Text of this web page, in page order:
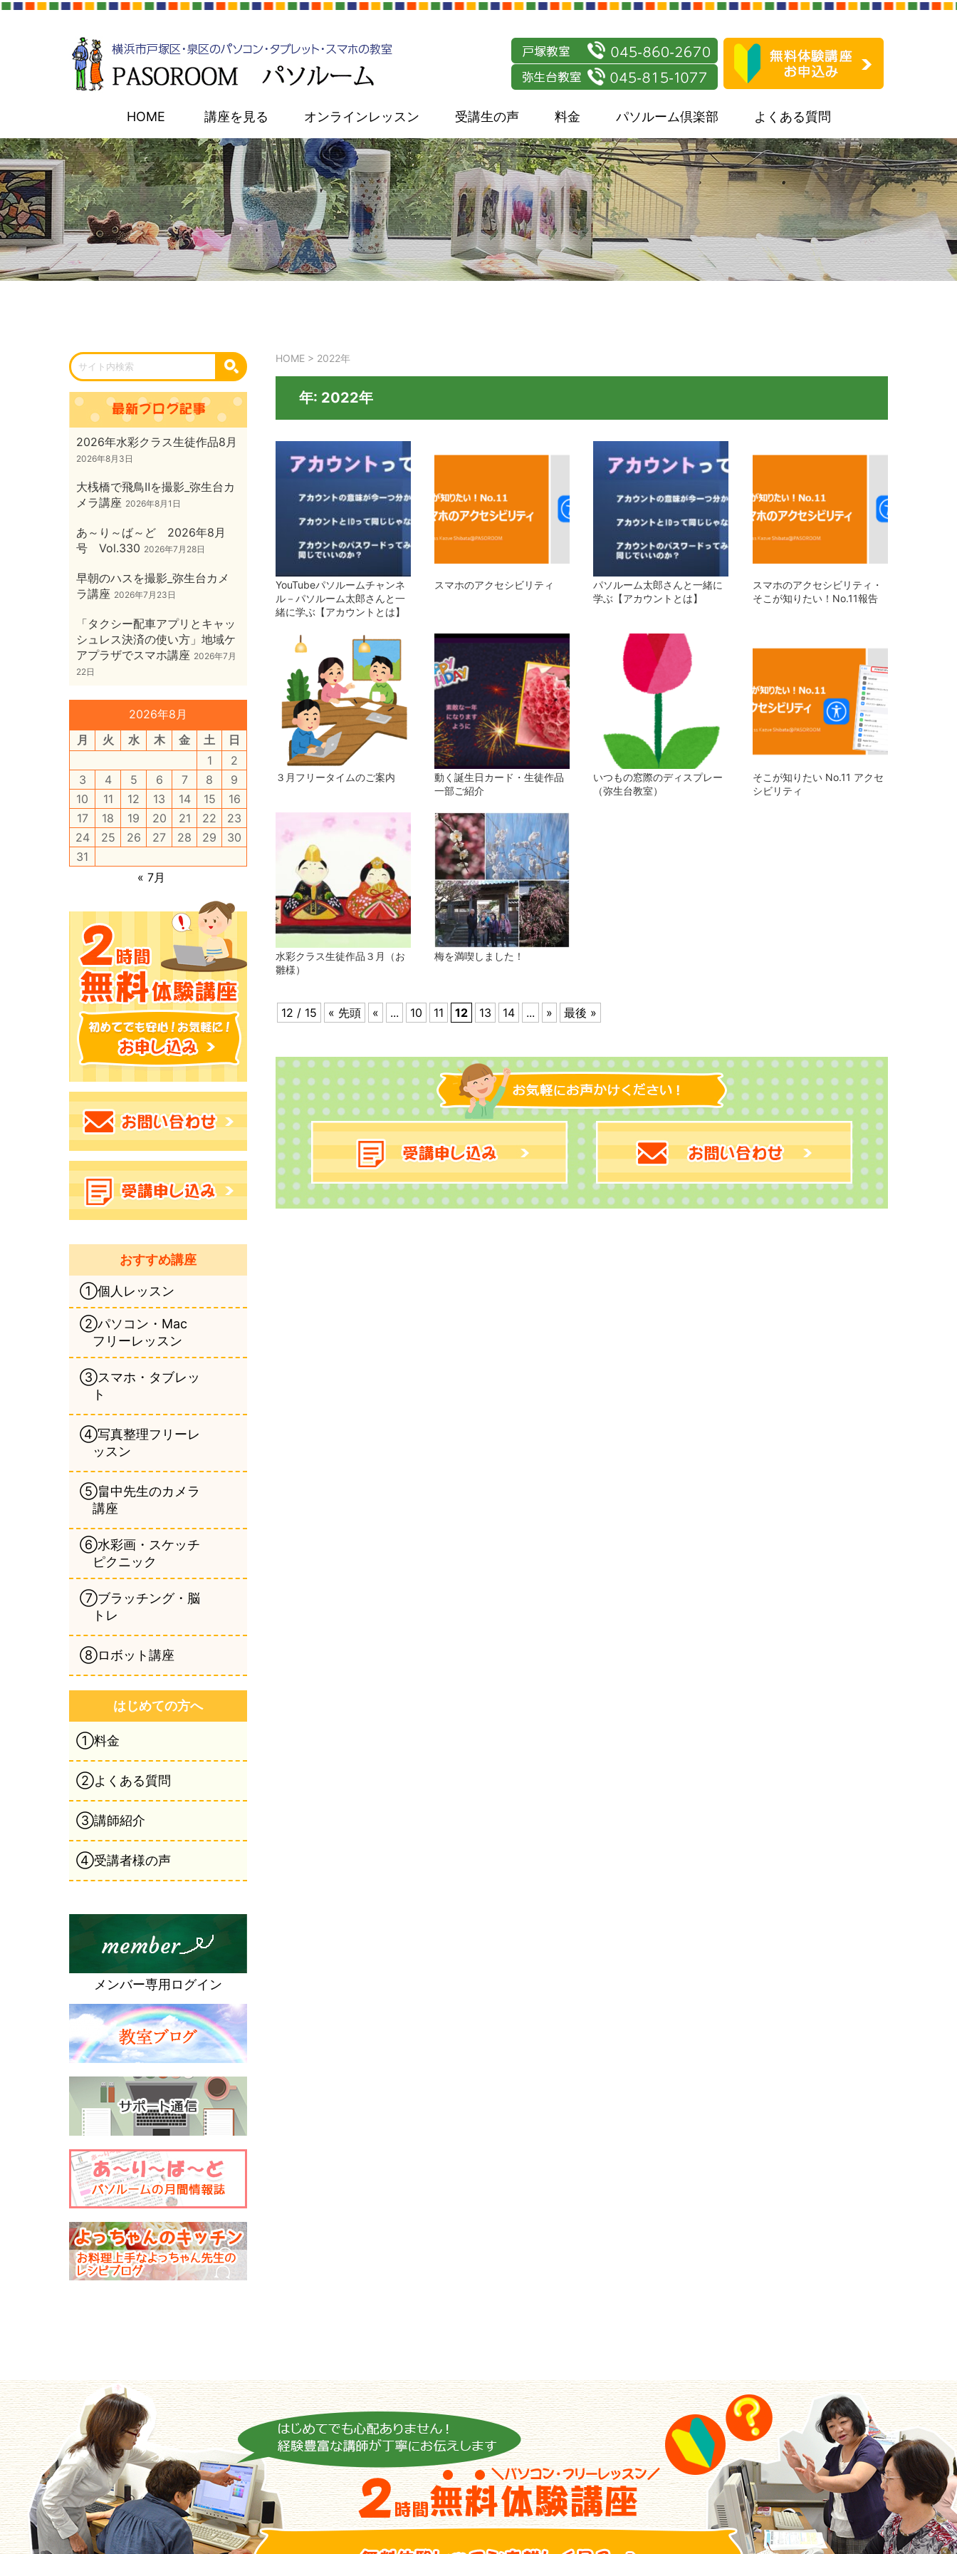
HOME 講座を見る オンラインレッスン 受講生の声 料金 パソルーム倶楽部 よくある質問
HOME > 2022年
年: 2022年
YouTubeパソルームチャンネ
ル－パソルーム太郎さんと一
緒に学ぶ【アカウントとは】
スマホのアクセシビリティ
パソルーム太郎さんと一緒に
学ぶ【アカウントとは】
スマホのアクセシビリティ・
そこが知りたい！No.11報告
３月フリータイムのご案内
動く誕生日カード・生徒作品
一部ご紹介
いつもの窓際のディスプレー
（弥生台教室）
そこが知りたい No.11 アクセ
シビリティ
水彩クラス生徒作品３月（お
雛様）
梅を満喫しました！
12 / 15 « 先頭 « ... 10 11 12 13 14 ... » 最後 »
2026年水彩クラス生徒作品8月
2026年8月3日
大桟橋で飛鳥Ⅱを撮影_弥生台カ
メラ講座 2026年8月1日
あ～り～ば～ど 2026年8月
号 Vol.330 2026年7月28日
早朝のハスを撮影_弥生台カメ
ラ講座 2026年7月23日
「タクシー配車アプリとキャッ
シュレス決済の使い方」地域ケ
アプラザでスマホ講座 2026年7月
22日
2026年8月
月
火 水 木 金 土
日
1
2
3
4 5 6 7 8
9
10
11 12 13 14 15
16
17
18 19 20 21 22
23
24
25 26 27 28 29
30
31
« 7月
おすすめ講座
①個人レッスン
②パソコン・Mac
フリーレッスン
③スマホ・タブレッ
ト
④写真整理フリーレ
ッスン
⑤畠中先生のカメラ
講座
⑥水彩画・スケッチ
ピクニック
⑦ブラッチング・脳
トレ
⑧ロボット講座
はじめての方へ
①料金
②よくある質問
③講師紹介
④受講者様の声
メンバー専用ログイン